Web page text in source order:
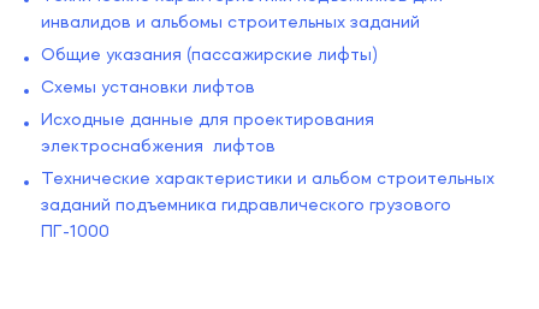
инвалидов и альбомы строительных заданий
Общие указания (пассажирские лифты)
Схемы установки лифтов
Исходные данные для проектирования
электроснабжения лифтов
Технические характеристики и альбом строительных
заданий подъемника гидравлического грузового
ПГ-1000